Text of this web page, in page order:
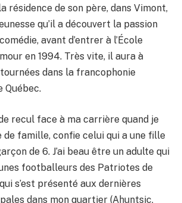
résidence de son père, dans Vimont,
qu’il a découvert la passion
avant d’entrer à l’École
en 1994. Très vite, il aura à
dans la francophonie
Québec.
de recul face à ma carrière quand je
de famille, confie celui qui a une fille
de 6. J’ai beau être un adulte qui
footballeurs des Patriotes de
s’est présenté aux dernières
dans mon quartier (Ahuntsic,